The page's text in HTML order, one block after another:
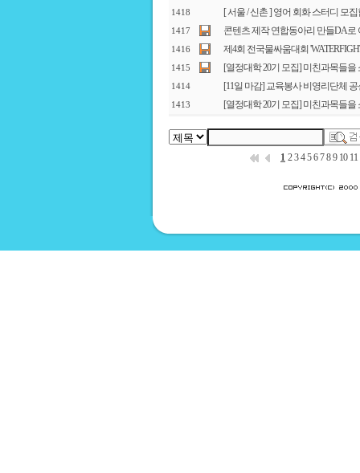
1418 [ 서울 / 신촌 ] 영어 회화 스터디 모
1417 콘텐츠 제작 연합동아리 만들DA로
1416 제4회 전국물싸움대회
1415 [열정대학 20기 모집] 미친과목들을
1414 [11일 마감] 교육봉사 비영리단체
1413 [열정대학 20기 모집] 미친과목들을
1 2 3 4 5 6 7 8 9 10 11